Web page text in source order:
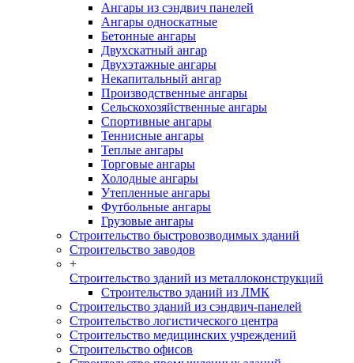
Ангары из сэндвич панелей
Ангары односкатные
Бетонные ангары
Двухскатный ангар
Двухэтажные ангары
Некапитальный ангар
Производственные ангары
Сельскохозяйственные ангары
Спортивные ангары
Теннисные ангары
Теплые ангары
Торговые ангары
Холодные ангары
Утепленные ангары
Футбольные ангары
Грузовые ангары
Строительство быстровозводимых зданий
Строительство заводов
+
Строительство зданий из металлоконструкций
Строительство зданий из ЛМК
Строительство зданий из сэндвич-панелей
Строительство логистического центра
Строительство медицинских учреждений
Строительство офисов